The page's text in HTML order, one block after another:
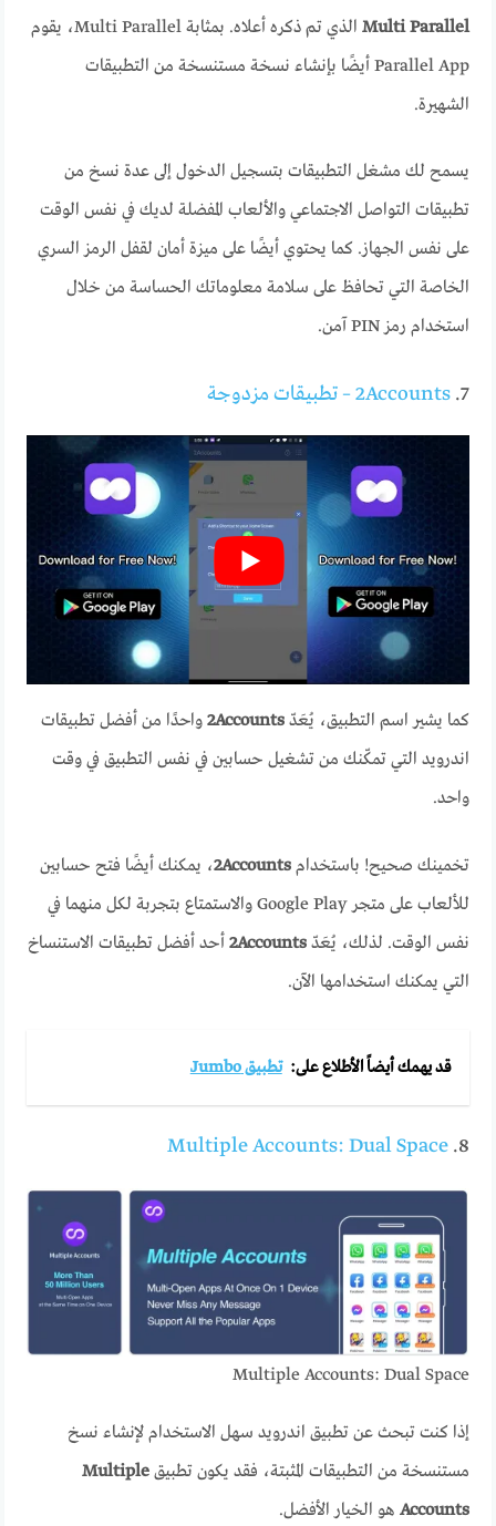
Multi Parallel
الذي تم ذكره أعلاه. بمثابة Multi Parallel، يقوم
Parallel App أيضًا بإنشاء نسخة مستنسخة من التطبيقات
الشهيرة.
يسمح لك مشغل التطبيقات بتسجيل الدخول إلى عدة نسخ من
تطبيقات التواصل الاجتماعي والألعاب المفضلة لديك في نفس الوقت
على نفس الجهاز. كما يحتوي أيضًا على ميزة أمان لقفل الرمز السري
الخاصة التي تحافظ على سلامة معلوماتك الحساسة من خلال
استخدام رمز PIN آمن.
7. 2Accounts – تطبيقات مزدوجة
كما يشير اسم التطبيق، يُعَدّ2Accounts واحدًا من أفضل تطبيقات
اندرويد التي تمكّنك من تشغيل حسابين في نفس التطبيق في وقت
واحد.
تخمينك صحيح! باستخدام2Accounts، يمكنك أيضًا فتح حسابين
للألعاب على متجر Google Play والاستمتاع بتجربة لكل منهما في
نفس الوقت. لذلك، يُعَدّ2Accounts أحد أفضل تطبيقات الاستنساخ
التي يمكنك استخدامها الآن.
قد يهمك أيضاً الأطلاع على: تطبيق Jumbo
8.
Multiple Accounts: Dual Space
Multiple Accounts: Dual Space
إذا كنت تبحث عن تطبيق اندرويد سهل الاستخدام لإنشاء نسخ
مستنسخة من التطبيقات المثبتة، فقد يكون تطبيقMultiple
Accounts هو الخيار الأفضل.